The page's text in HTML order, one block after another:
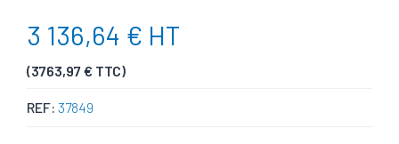
3 136,64 € HT
(3763,97 € TTC)
REF: 37849